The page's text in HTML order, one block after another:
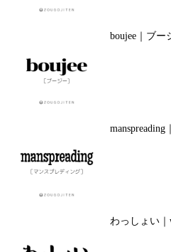
boujee｜ブー
わっしょい｜